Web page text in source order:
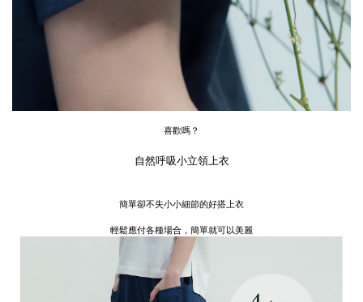
喜歡嗎？
自然呼吸小立領上衣
簡單卻不失小小細節的好搭上衣
輕鬆應付各種場合，簡單就可以美麗